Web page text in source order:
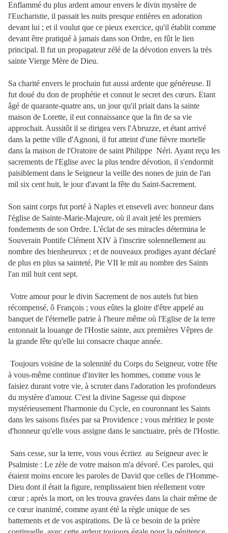
Enflammé du plus ardent amour envers le divin mystère de
l'Eucharistie, il passait les nuits presque entières en adoration
devant lui ; et il voulut que ce pieux exercice, qu'il établit comme
devant être pratiqué à jamais dans son Ordre, en fût le lien
principal. Il fut un propagateur zélé de la dévotion envers la très
sainte Vierge Mère de Dieu.
Sa charité envers le prochain fut aussi ardente que généreuse. Il
fut doué du don de prophétie et connut le secret des cœurs. Etant
âgé de quarante-quatre ans, un jour qu'il priait dans la sainte
maison de Lorette, il eut connaissance que la fin de sa vie
approchait. Aussitôt il se dirigea vers l'Abruzze, et étant arrivé
dans la petite ville d'Agnoni, il fut atteint d'une fièvre mortelle
dans la maison de l'Oratoire de saint Philippe Néri. Ayant reçu les
sacrements de l'Eglise avec la plus tendre dévotion, il s'endormit
paisiblement dans le Seigneur la veille des nones de juin de l'an
mil six cent huit, le jour d'avant la fête du Saint-Sacrement.
Son saint corps fut porté à Naples et enseveli avec honneur dans
l'église de Sainte-Marie-Majeure, où il avait jeté les premiers
fondements de son Ordre. L'éclat de ses miracles détermina le
Souverain Pontife Clément XIV à l'inscrire solennellement au
nombre des bienheureux ; et de nouveaux prodiges ayant déclaré
de plus en plus sa sainteté, Pie VII le mit au nombre des Saints
l'an mil huit cent sept.
Votre amour pour le divin Sacrement de nos autels fut bien
récompensé, ô François ; vous eûtes la gloire d'être appelé au
banquet de l'éternelle patrie à l'heure même où l'Eglise de la terre
entonnait la louange de l'Hostie sainte, aux premières Vêpres de
la grande fête qu'elle lui consacre chaque année.
Toujours voisine de la solennité du Corps du Seigneur, votre fête
à vous-même continue d'inviter les hommes, comme vous le
faisiez durant votre vie, à scruter dans l'adoration les profondeurs
du mystère d'amour. C'est la divine Sagesse qui dispose
mystérieusement l'harmonie du Cycle, en couronnant les Saints
dans les saisons fixées par sa Providence ; vous méritiez le poste
d'honneur qu'elle vous assigne dans le sanctuaire, près de l'Hostie.
Sans cesse, sur la terre, vous vous écriiez au Seigneur avec le
Psalmiste : Le zèle de votre maison m'a dévoré. Ces paroles, qui
étaient moins encore les paroles de David que celles de l'Homme-
Dieu dont il était la figure, remplissaient bien réellement votre
cœur ; après la mort, on les trouva gravées dans la chair même de
ce cœur inanimé, comme ayant été la règle unique de ses
battements et de vos aspirations. De là ce besoin de la prière